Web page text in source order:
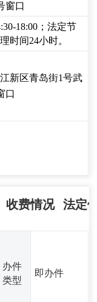
窗口
18:00；法定节
时间24小时。
新区青岛街1号武
口
收费情况 法定
办件
类型
即办件